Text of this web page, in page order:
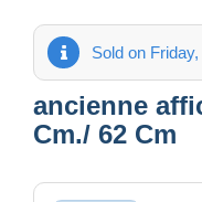
Sold on
ancienne
Cm./ 62 Cm